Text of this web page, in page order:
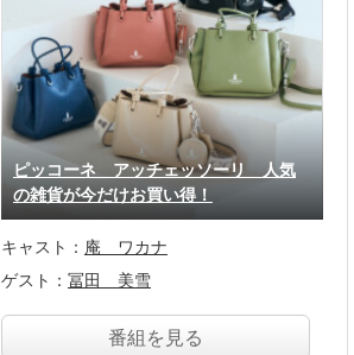
ピッコーネ アッチェッソーリ 人気
の雑貨が今だけお買い得！
キャスト： 庵 ワカナ
ゲスト： 冨田 美雪
番組を見る